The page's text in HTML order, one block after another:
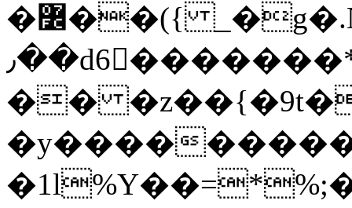
�߼��({ _�g�.Nfӻg����f7z91o^��̤^�>��2�`�:|#dk�{>�>>&�tsw�Nwo�?
٫��d6򆧇�������*��[|^]oo���NW~zz>�X&�u�=K?
��
�y����